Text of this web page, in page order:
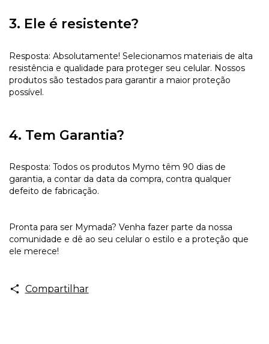
3. Ele é resistente?
Resposta: Absolutamente! Selecionamos materiais de alta
resistência e qualidade para proteger seu celular. Nossos
produtos são testados para garantir a maior proteção
possível.
4. Tem Garantia?
Resposta: Todos os produtos Mymo têm 90 dias de
garantia, a contar da data da compra, contra qualquer
defeito de fabricação.
Pronta para ser Mymada? Venha fazer parte da nossa
comunidade e dê ao seu celular o estilo e a proteção que
ele merece!
Compartilhar